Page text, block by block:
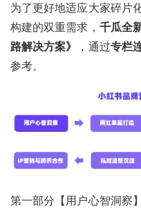
为了更好地适应大家碎片
构建的双重需求， 千瓜全
路解决方案》
，通过专栏
参考。
第一部分【用户心智洞察